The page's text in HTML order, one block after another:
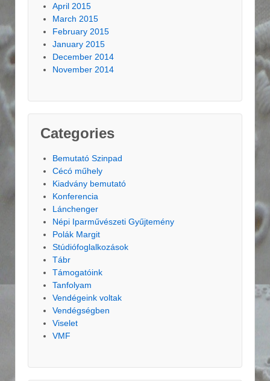
April 2015
March 2015
February 2015
January 2015
December 2014
November 2014
Categories
Bemutató Szinpad
Cécó műhely
Kiadvány bemutató
Konferencia
Lánchenger
Népi Iparművészeti Gyűjtemény
Polák Margit
Stúdiófoglalkozások
Tábr
Támogatóink
Tanfolyam
Vendégeink voltak
Vendégségben
Viselet
VMF